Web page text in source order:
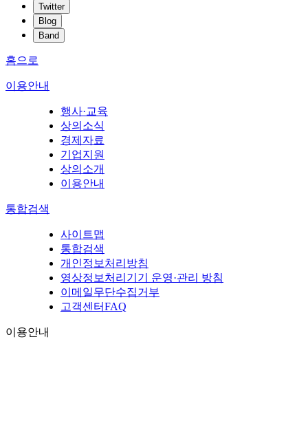
Twitter
Blog
Band
홈으로
이용안내
행사·교육
상의소식
경제자료
기업지원
상의소개
이용안내
통합검색
사이트맵
통합검색
개인정보처리방침
영상정보처리기기 운영·관리 방침
이메일무단수집거부
고객센터FAQ
이용안내